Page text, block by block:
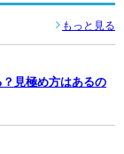
もっと見る
？見極め方はあるの